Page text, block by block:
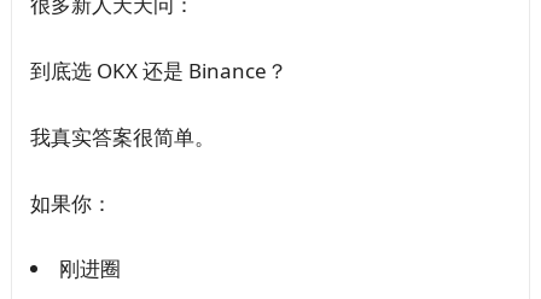
到底选 OKX 还是 Binance？
我真实答案很简单。
如果你：
刚进圈